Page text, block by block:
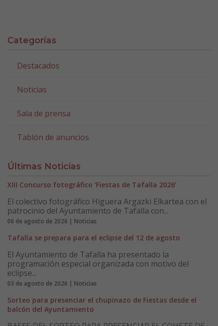
Categorías
Destacados
Noticias
Sala de prensa
Tablón de anuncios
Últimas Noticias
XIII Concurso fotográfico ‘Fiestas de Tafalla 2026’
El colectivo fotográfico Higuera Argazki Elkartea con el
patrocinio del Ayuntamiento de Tafalla con...
06 de agosto de 2026 | Noticias
Tafalla se prepara para el eclipse del 12 de agosto
El Ayuntamiento de Tafalla ha presentado la
programación especial organizada con motivo del
eclipse...
03 de agosto de 2026 | Noticias
Sorteo para presenciar el chupinazo de Fiestas desde el
balcón del Ayuntamiento